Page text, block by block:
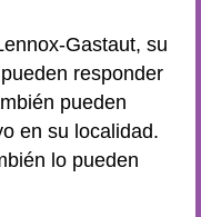
Gastaut, su
responder
pueden
en su localidad.
lo pueden